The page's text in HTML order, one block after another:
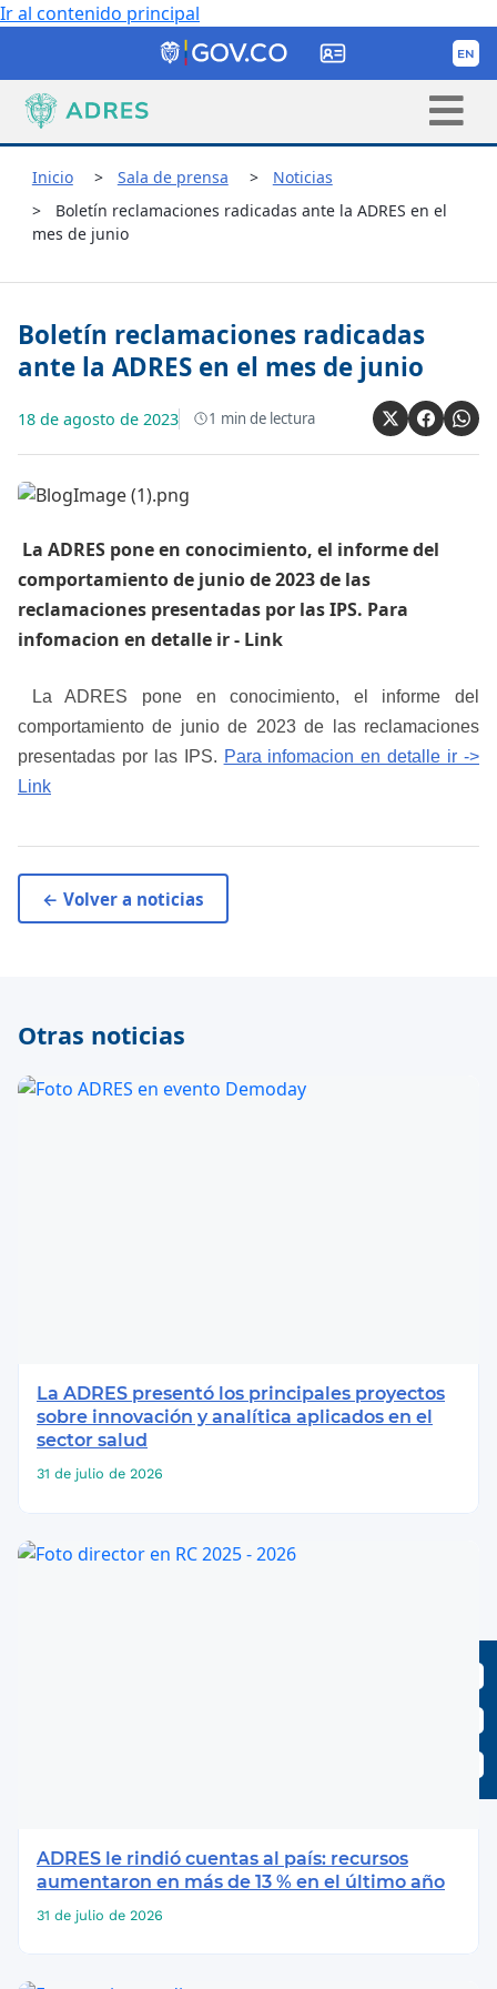
Ir al contenido principal
Inicio Sala de prensa
Noticias
Boletín reclamaciones radicadas ante la ADRES en el
mes de junio
Boletín reclamaciones radicadas
ante la ADRES en el mes de junio
18 de agosto de 2023 1 min de lectura
​ La ADRES pone en conocimiento, el informe del
comportamiento de junio de 2023 de las
reclamaciones presentadas por las IPS. Para
infomacion en detalle ir - Link​ ​ ​
​ La ADRES pone en conocimiento, el informe del
comportamiento de junio de 2023 de las reclamaciones
presentadas por las IPS. Para infomacion en detalle ir ->
Link​
← Volver a noticias
Otras noticias
La ADRES presentó los principales proyectos
sobre innovación y analítica aplicados en el
sector salud
31 de julio de 2026
ADRES le rindió cuentas al país: recursos
aumentaron en más de 13 % en el último año
31 de julio de 2026